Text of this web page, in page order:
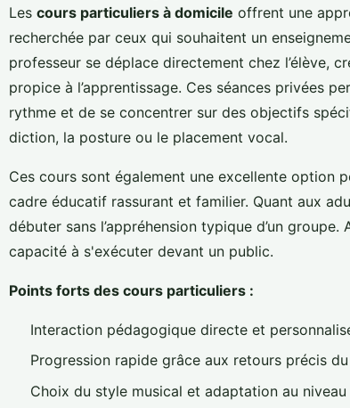
Les cours particuliers à domicile offrent une
recherchée par ceux qui souhaitent un
professeur se déplace directement chez l’élève,
propice à l’apprentissage. Ces séances privées
rythme et de se concentrer sur des objectifs
diction, la posture ou le placement vocal.
Ces cours sont également une excellente option
cadre éducatif rassurant et familier. Quant aux
débuter sans l’appréhension typique d’un groupe.
capacité à s'exécuter devant un public.
Points forts des cours particuliers :
Interaction pédagogique directe et
Progression rapide grâce aux retours précis
Choix du style musical et adaptation au niveau